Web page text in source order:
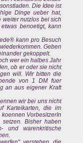
Die Idee ist
Dinge ueber hat,
weiter nutzlos bei sich
benoetigt, kann
kann pro Besuch
Geben
gekoppelt.
wer ein halbes Jahr
ob er oder sie nicht
will. Wir bitten die
von 1 DM fuer
an aus eigener Kraft
wir bei uns nicht
Karteikarten, die im
VorbesitzerIn
Bisher haben
und warenkritische